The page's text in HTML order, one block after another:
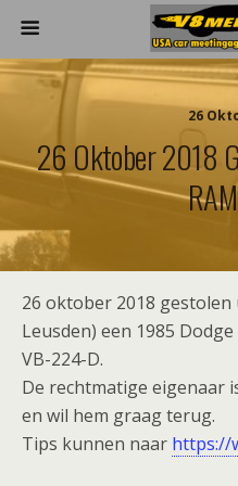
26
26 Oktober 2018
26 oktober 2018
Leusden) een 1985
VB-224-D.
De rechtmatige eigenaar
en wil hem graag terug.
Tips kunnen naar https://